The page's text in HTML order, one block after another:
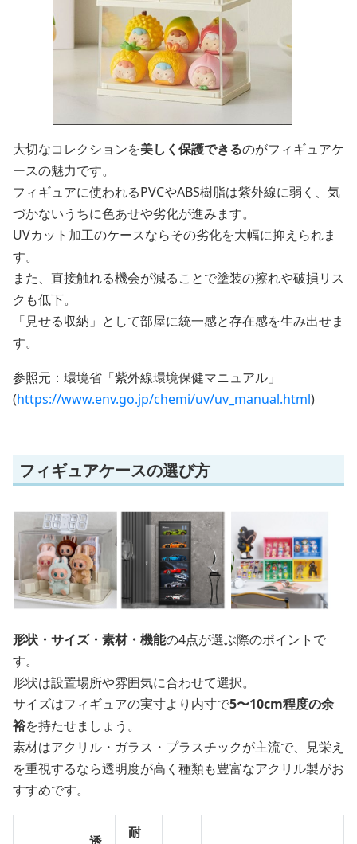
大切なコレクションを美しく保護できるのがフィギュアケ
ースの魅力です。
フィギュアに使われるPVCやABS樹脂は紫外線に弱く、気
づかないうちに色あせや劣化が進みます。
UVカット加工のケースならその劣化を大幅に抑えられま
す。
また、直接触れる機会が減ることで塗装の擦れや破損リス
クも低下。
「見せる収納」として部屋に統一感と存在感を生み出せま
す。
参照元：環境省「紫外線環境保健マニュアル」
(https://www.env.go.jp/chemi/uv/uv_manual.html)
フィギュアケースの選び方
形状・サイズ・素材・機能の4点が選ぶ際のポイントで
す。
形状は設置場所や雰囲気に合わせて選択。
サイズはフィギュアの実寸より内寸で5〜10cm程度の余
裕を持たせましょう。
素材はアクリル・ガラス・プラスチックが主流で、見栄え
を重視するなら透明度が高く種類も豊富なアクリル製がお
すすめです。
耐